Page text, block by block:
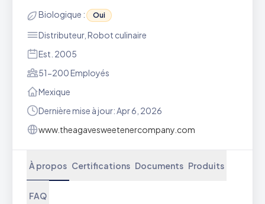
Biologique : Oui
Distributeur, Robot culinaire
Est. 2005
51-200 Employés
Mexique
Dernière mise à jour: Apr 6, 2026
www.theagavesweetenercompany.com
À propos Certifications Documents Produits
FAQ